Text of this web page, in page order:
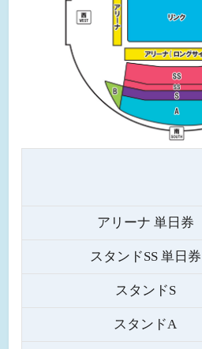
アリーナ 単日券
スタンドSS 単日券
スタンドS
スタンドA